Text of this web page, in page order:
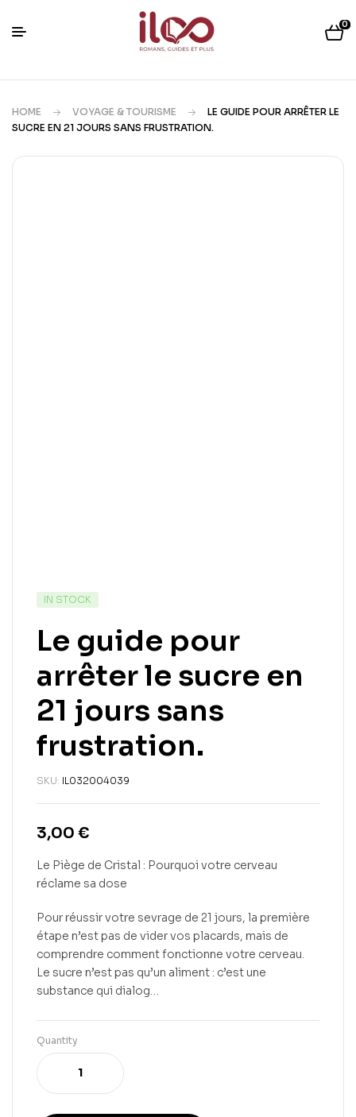
0
HOME VOYAGE & TOURISME
LE GUIDE POUR ARRÊTER LE
SUCRE EN 21 JOURS SANS FRUSTRATION.
IN STOCK
Le guide pour
arrêter le sucre en
21 jours sans
frustration.
SKU: IL032004039
3,00 €
Le Piège de Cristal : Pourquoi votre cerveau
réclame sa dose
Pour réussir votre sevrage de 21 jours, la première
étape n’est pas de vider vos placards, mais de
comprendre comment fonctionne votre cerveau.
Le sucre n’est pas qu’un aliment : c’est une
substance qui dialog…
Quantity